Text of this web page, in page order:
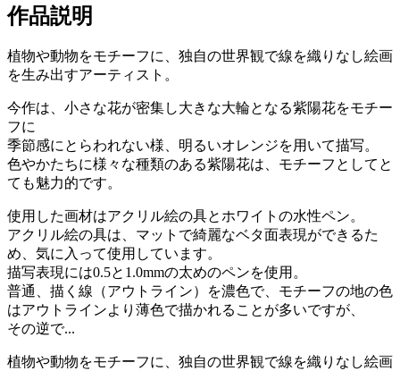
作品説明
植物や動物をモチーフに、独自の世界観で線を織りなし絵画
を生み出すアーティスト。
今作は、小さな花が密集し大きな大輪となる紫陽花をモチー
フに
季節感にとらわれない様、明るいオレンジを用いて描写。
色やかたちに様々な種類のある紫陽花は、モチーフとしてと
ても魅力的です。
使用した画材はアクリル絵の具とホワイトの水性ペン。
アクリル絵の具は、マットで綺麗なベタ面表現ができるた
め、気に入って使用しています。
描写表現には0.5と1.0mmの太めのペンを使用。
普通、描く線（アウトライン）を濃色で、モチーフの地の色
はアウトラインより薄色で描かれることが多いですが、
その逆で...
植物や動物をモチーフに、独自の世界観で線を織りなし絵画